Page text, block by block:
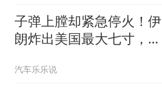
子弹上膛却紧急停火！伊
朗炸出美国最大七寸，特
汽车乐乐说